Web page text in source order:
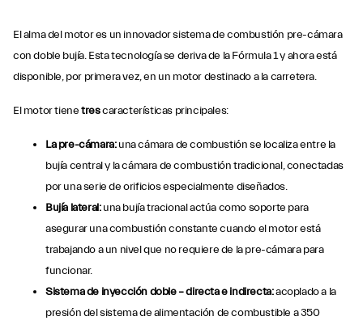
El alma del motor es un innovador sistema de combustión pre-cámara
con doble bujía. Esta tecnología se deriva de la Fórmula 1 y ahora está
disponible, por primera vez, en un motor destinado a la carretera.
El motor tienetrescaracterísticas principales:
La pre-cámara:una cámara de combustión se localiza entre la
bujía central y la cámara de combustión tradicional, conectadas
por una serie de orificios especialmente diseñados.
Bujía lateral:una bujía tracional actúa como soporte para
asegurar una combustión constante cuando el motor está
trabajando a un nivel que no requiere de la pre-cámara para
funcionar.
Sistema de inyección doble – directa e indirecta:acoplado a la
presión del sistema de alimentación de combustible a 350